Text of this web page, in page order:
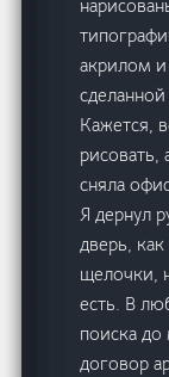
акрилом и
Кажется,
рисовать,
сняла
Я дернул
дверь,
щелочки,
есть. В
поиска
договор